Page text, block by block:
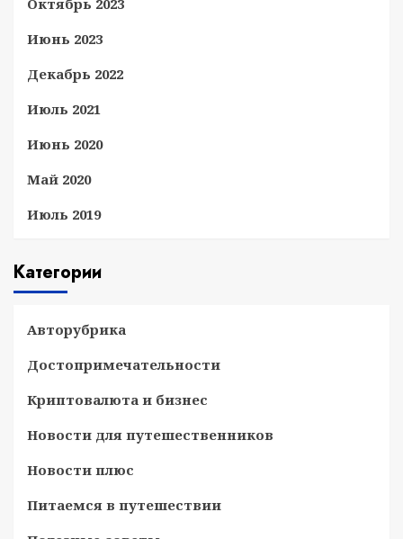
Июнь 2023
Декабрь 2022
Июль 2021
Июнь 2020
Май 2020
Июль 2019
Категории
Авторубрика
Достопримечательности
Криптовалюта и бизнес
Новости для путешественников
Новости плюс
Питаемся в путешествии